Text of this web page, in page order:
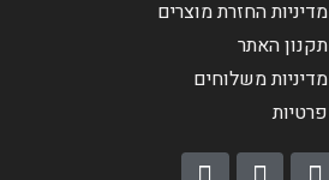
מדיניות החזרת מוצרים
תקנון האתר
מדיניות משלוחים
פרטיות